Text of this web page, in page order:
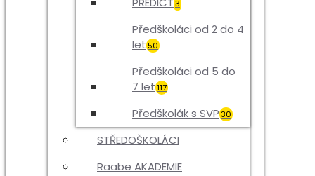
3
Předškoláci od 2 do 4
let50
Předškoláci od 5 do
7 let117
Předškolák s SVP30
STŘEDOŠKOLÁCI
Raabe AKADEMIE